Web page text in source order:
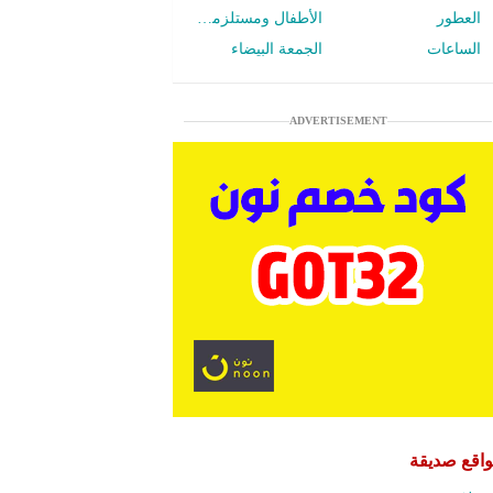
العطور
الأطفال ومستلزمات الرضع
الساعات
الجمعة البيضاء
ADVERTISEMENT
صديقة